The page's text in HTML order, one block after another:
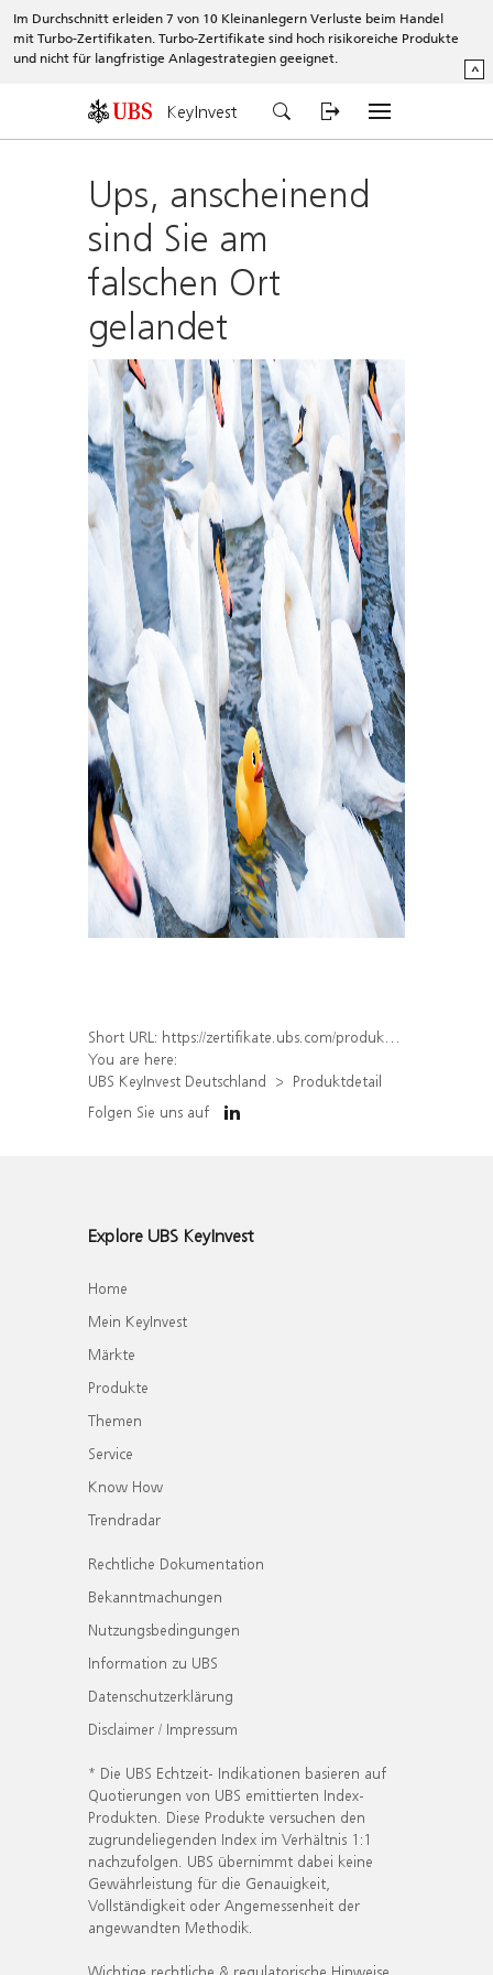
Im Durchschnitt erleiden 7 von 10 Kleinanlegern Verluste beim Handel
mit Turbo-Zertifikaten. Turbo-Zertifikate sind hoch risikoreiche Produkte
und nicht für langfristige Anlagestrategien geeignet.
^
KeyInvest
Ups, anscheinend
sind Sie am
falschen Ort
gelandet
Short URL: https://zertifikate.ubs.com/produkt/detail/index/isin/DE000UQ2WS41
You are here:
UBS KeyInvest Deutschland
Produktdetail
Folgen Sie uns auf
Explore UBS KeyInvest
Home
Mein KeyInvest
Märkte
Produkte
Themen
Service
Know How
Trendradar
Rechtliche Dokumentation
Bekanntmachungen
Nutzungsbedingungen
Information zu UBS
Datenschutzerklärung
Disclaimer / Impressum
* Die UBS Echtzeit- Indikationen basieren auf
Quotierungen von UBS emittierten Index-
Produkten. Diese Produkte versuchen den
zugrundeliegenden Index im Verhältnis 1:1
nachzufolgen. UBS übernimmt dabei keine
Gewährleistung für die Genauigkeit,
Vollständigkeit oder Angemessenheit der
angewandten Methodik.